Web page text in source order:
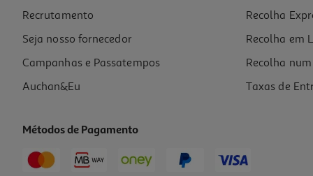
0,75 €
-33%
Recrutamento
Seja nosso fornecedor
Campanhas e Passatempos
Auchan&Eu
Recolha
Recolha em
Recolha
Taxas de
Métodos de Pagamento